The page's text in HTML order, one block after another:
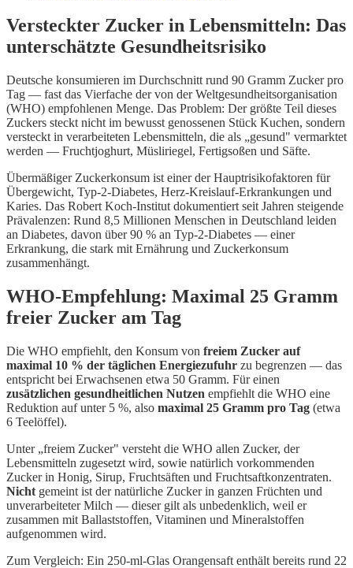
Versteckter Zucker in Lebensmitteln: Das
unterschätzte Gesundheitsrisiko
Deutsche konsumieren im Durchschnitt rund 90 Gramm Zucker pro
Tag — fast das Vierfache der von der Weltgesundheitsorganisation
(WHO) empfohlenen Menge. Das Problem: Der größte Teil dieses
Zuckers steckt nicht im bewusst genossenen Stück Kuchen, sondern
versteckt in verarbeiteten Lebensmitteln, die als „gesund" vermarktet
werden — Fruchtjoghurt, Müsliriegel, Fertigsoßen und Säfte.
Übermäßiger Zuckerkonsum ist einer der Hauptrisikofaktoren für
Übergewicht, Typ-2-Diabetes, Herz-Kreislauf-Erkrankungen und
Karies. Das Robert Koch-Institut dokumentiert seit Jahren steigende
Prävalenzen: Rund 8,5 Millionen Menschen in Deutschland leiden
an Diabetes, davon über 90 % an Typ-2-Diabetes — einer
Erkrankung, die stark mit Ernährung und Zuckerkonsum
zusammenhängt.
WHO-Empfehlung: Maximal 25 Gramm
freier Zucker am Tag
Die WHO empfiehlt, den Konsum von freiem Zucker auf
maximal 10 % der täglichen Energiezufuhr zu begrenzen — das
entspricht bei Erwachsenen etwa 50 Gramm. Für einen
zusätzlichen gesundheitlichen Nutzen empfiehlt die WHO eine
Reduktion auf unter 5 %, also maximal 25 Gramm pro Tag (etwa
6 Teelöffel).
Unter „freiem Zucker" versteht die WHO allen Zucker, der
Lebensmitteln zugesetzt wird, sowie natürlich vorkommenden
Zucker in Honig, Sirup, Fruchtsäften und Fruchtsaftkonzentraten.
Nicht gemeint ist der natürliche Zucker in ganzen Früchten und
unverarbeiteter Milch — dieser gilt als unbedenklich, weil er
zusammen mit Ballaststoffen, Vitaminen und Mineralstoffen
aufgenommen wird.
Zum Vergleich: Ein 250-ml-Glas Orangensaft enthält bereits rund 22